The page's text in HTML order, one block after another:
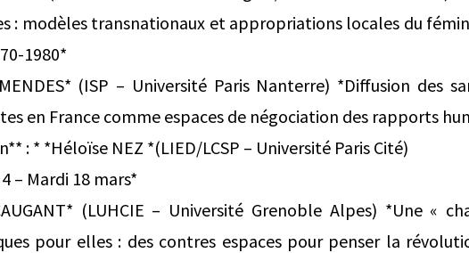
: modèles transnationaux et appropriations locales du
1980*
(ISP – Université Paris Nanterre) *Diffusion des
en France comme espaces de négociation des rapports
: * *Héloïse NEZ *(LIED/LCSP – Université Paris Cité)
– Mardi 18 mars*
(LUHCIE – Université Grenoble Alpes) *Une «
pour elles : des contres espaces pour penser la